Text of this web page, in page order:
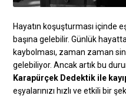
Hayatın koşuşturması içinde
başına gelebilir. Günlük
kaybolması, zaman zaman
gelebiliyor. Ancak artık bu
Karapürçek Dedektik ile
eşyalarınızı hızlı ve etkili bir